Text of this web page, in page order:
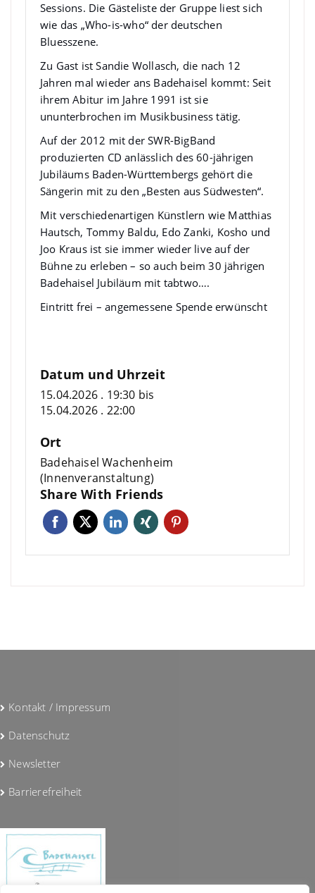
Sessions. Die Gästeliste der Gruppe liest sich
wie das „Who-is-who“ der deutschen
Bluesszene.
Zu Gast ist Sandie Wollasch, die nach 12
Jahren mal wieder ans Badehaisel kommt: Seit
ihrem Abitur im Jahre 1991 ist sie
ununterbrochen im Musikbusiness tätig.
Auf der 2012 mit der SWR-BigBand
produzierten CD anlässlich des 60-jährigen
Jubiläums Baden-Württembergs gehört die
Sängerin mit zu den „Besten aus Südwesten“.
Mit verschiedenartigen Künstlern wie Matthias
Hautsch, Tommy Baldu, Edo Zanki, Kosho und
Joo Kraus ist sie immer wieder live auf der
Bühne zu erleben – so auch beim 30 jährigen
Badehaisel Jubiläum mit tabtwo….
Eintritt frei – angemessene Spende erwünscht
Datum und Uhrzeit
15.04.2026 . 19:30 bis
15.04.2026 . 22:00
Ort
Badehaisel Wachenheim
(Innenveranstaltung)
Share With Friends
Kontakt / Impressum
Datenschutz
Newsletter
Barrierefreiheit